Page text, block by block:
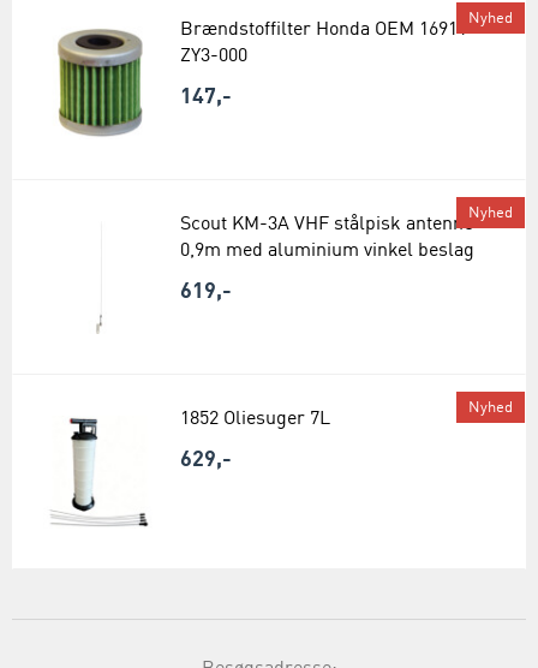
Nyhed
Brændstoffilter Honda OEM 16911-
ZY3-000
147,-
Nyhed
Scout KM-3A VHF stålpisk antenne
0,9m med aluminium vinkel beslag
619,-
Nyhed
1852 Oliesuger 7L
629,-